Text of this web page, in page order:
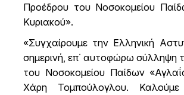
Προέδρου του Νοσοκομείου
Κυριακού».
«Συγχαίρουμε την Ελληνική
σημερινή, επ΄ αυτοφώρω σύλληψη
του Νοσοκομείου Παίδων
Χάρη Τομπούλογλου.